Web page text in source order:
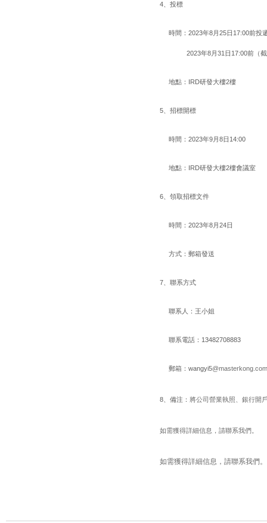
4、投標
時間： 2023年8月25日17:00前投
2023年8月31日17:00前（截標
地點：IRD研發大樓2樓
5、招標開標
時間：2023年9月8日14:00
地點：IRD研發大樓2樓會議室
6、領取招標文件
時間：2023年8月24日
方式：郵箱發送
7、聯系方式
聯系人：王小姐
聯系電話：13482708883
郵箱： wangyi5
8、備注： 將公司營業執照、銀行開
如需獲得詳細信息，請聯系我們。
如需獲得詳細信息，請聯系我們。